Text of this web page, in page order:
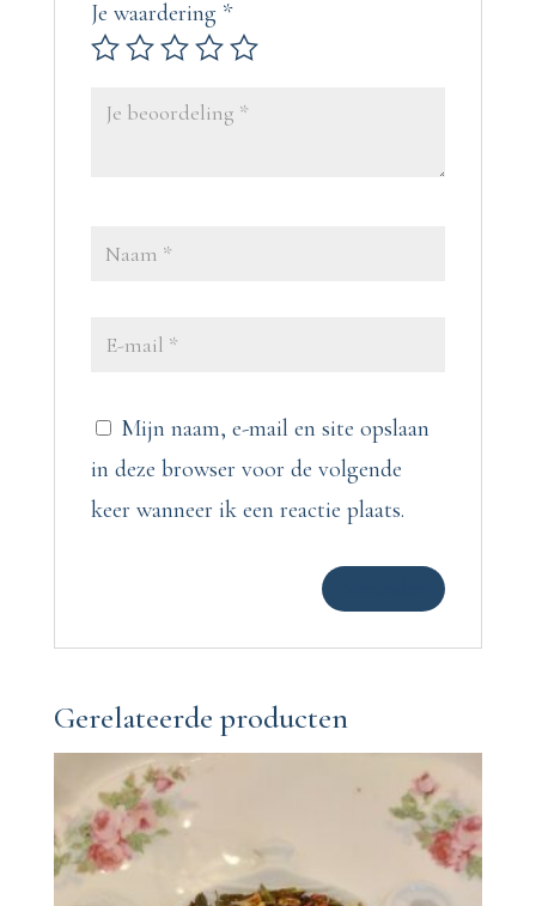
Je waardering *
Mijn naam, e-mail en site opslaan
in deze browser voor de volgende
keer wanneer ik een reactie plaats.
Gerelateerde producten